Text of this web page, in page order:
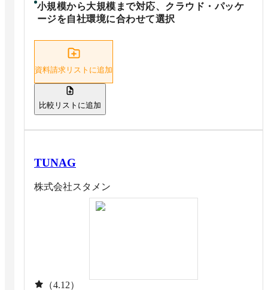
小規模から大規模まで対応、クラウド・パッケ
ージを自社環境に合わせて選択
資料請求リストに追加
比較リストに追加
TUNAG
株式会社スタメン
（4.12）